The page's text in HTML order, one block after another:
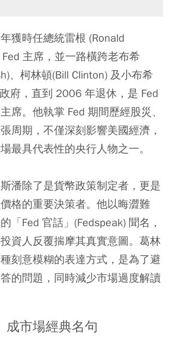
獲時任總統雷根 (Ronald
主席，並一路橫跨老布希
、柯林頓(Bill Clinton) 及小布希
府，直到 2006 年退休，是 Fed
席。他執掌 Fed 期間歷經股災、
周期，不僅深刻影響美國經濟，
最具代表性的央行人物之一。
潘除了是貨幣政策制定者，更是
格的重要決策者。他以晦澀難
「Fed 官話」(Fedspeak) 聞名，
資人反覆揣摩其真實意圖。葛林
刻意模糊的表達方式，是為了避
的問題，同時減少市場過度解讀
成市場經典名句